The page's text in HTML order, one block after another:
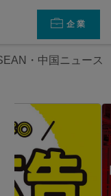
企業
・中国ニュース